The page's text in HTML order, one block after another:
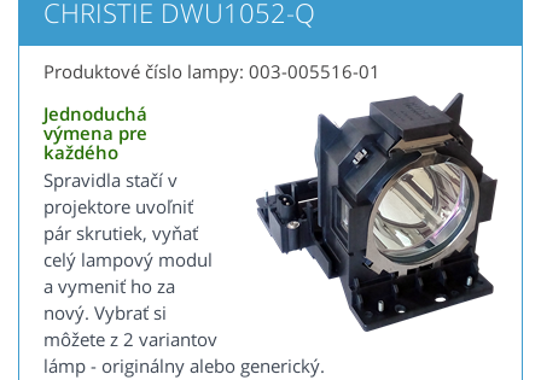
CHRISTIE DWU1052-Q
Produktové číslo lampy: 003-005516-01
Jednoduchá
výmena pre
každého
Spravidla stačí v
projektore uvoľniť
pár skrutiek, vyňať
celý lampový modul
a vymeniť ho za
nový. Vybrať si
môžete z 2 variantov
lámp - originálny alebo generický.